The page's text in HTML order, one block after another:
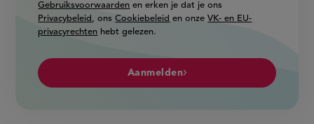
Gebruiksvoorwaarden en erken je dat je ons
Privacybeleid , onsCookiebeleid en onzeVK- en EU-
privacyrechten hebt gelezen.
Aanmelden